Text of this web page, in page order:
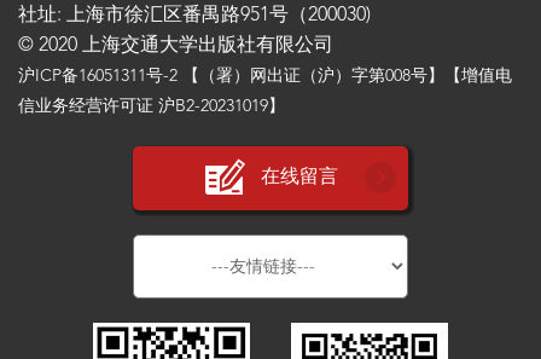
社址: 上海市徐汇区番禺路951号（200030)
© 2020 上海交通大学出版社有限公司
沪ICP备16051311号-2 【（署）网出证（沪）字第008号】【增值电
信业务经营许可证 沪B2-20231019】
在线留言